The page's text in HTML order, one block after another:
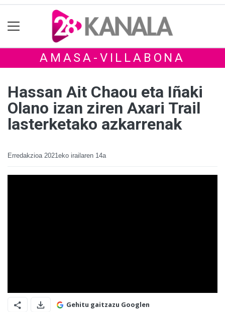
AMASA-VILLABONA
Hassan Ait Chaou eta Iñaki
Olano izan ziren Axari Trail
lasterketako azkarrenak
Erredakzioa 2021eko irailaren 14a
Gehitu gaitzazu Googlen